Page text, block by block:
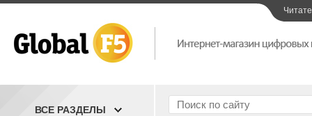
ВСЕ РАЗДЕЛЫ